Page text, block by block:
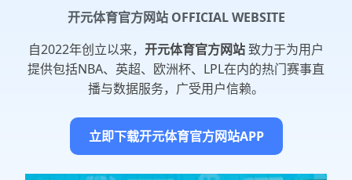
开元体育官方网站 OFFICIAL WEBSITE
自2022年创立以来， 开元体育官方网站致力于为用户
提供包括NBA、英超、欧洲杯、LPL在内的热门赛事直
播与数据服务，广受用户信赖。
立即下载开元体育官方网站APP